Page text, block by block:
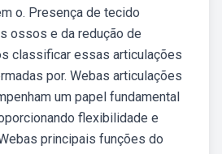
o. Presença de tecido
ossos e da redução de
classificar essas articulações
por. Webas articulações
um papel fundamental
flexibilidade e
principais funções do